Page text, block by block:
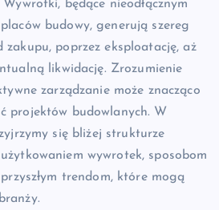
będące nieodłącznym
budowy, generują szereg
zakupu, poprzez eksploatację, aż
likwidację. Zrozumienie
zarządzanie może znacząco
projektów budowlanych. W
się bliżej strukturze
wywrotek, sposobom
trendom, które mogą